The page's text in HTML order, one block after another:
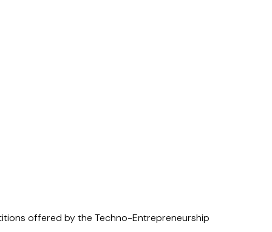
offered by the Techno-Entrepreneurship